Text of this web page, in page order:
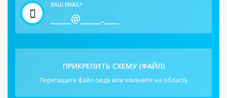
ВАШ EMAIL*
ПРИКРЕПИТЬ СХЕМУ (ФАЙЛ)
Перетащите файл сюда или кликните на область